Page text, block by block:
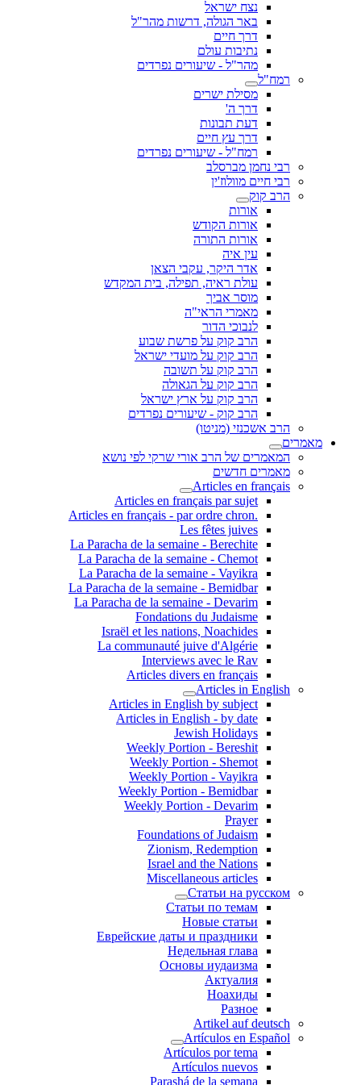
נצח ישראל
באר הגולה, דרשות מהר"ל
דרך חיים
נתיבות עולם
מהר"ל - שיעורים נפרדים
רמח"ל
מסילת ישרים
דרך ה'
דעת תבונות
דרך עץ חיים
רמח"ל - שיעורים נפרדים
רבי נחמן מברסלב
רבי חיים מוולוז'ין
הרב קוק
אורות
אורות הקודש
אורות התורה
עין איה
אדר היקר, עקבי הצאן
עולת ראיה, תפילה, בית המקדש
מוסר אביך
מאמרי הראי"ה
לנבוכי הדור
הרב קוק על פרשת שבוע
הרב קוק על מועדי ישראל
הרב קוק על תשובה
הרב קוק על הגאולה
הרב קוק על ארץ ישראל
הרב קוק - שיעורים נפרדים
הרב אשכנזי (מניטו)
מאמרים
המאמרים של הרב אורי שרקי לפי נושא
מאמרים חדשים
Articles en français
Articles en français par sujet
.Articles en français - par ordre chron
Les fêtes juives
La Paracha de la semaine - Berechite
La Paracha de la semaine - Chemot
La Paracha de la semaine - Vayikra
La Paracha de la semaine - Bemidbar
La Paracha de la semaine - Devarim
Fondations du Judaisme
Israël et les nations, Noachides
La communauté juive d'Algérie
Interviews avec le Rav
Articles divers en français
Articles in English
Articles in English by subject
Articles in English - by date
Jewish Holidays
Weekly Portion - Bereshit
Weekly Portion - Shemot
Weekly Portion - Vayikra
Weekly Portion - Bemidbar
Weekly Portion - Devarim
Prayer
Foundations of Judaism
Zionism, Redemption
Israel and the Nations
Miscellaneous articles
Статьи на русском
Статьи по темам
Новые статьи
Еврейские даты и праздники
Недельная глава
Основы иудаизма
Актуалия
Ноахиды
Разное
Artikel auf deutsch
Artículos en Español
Artículos por tema
Artículos nuevos
Parashá de la semana